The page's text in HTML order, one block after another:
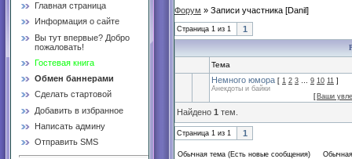
Главная страница
Информация о сайте
Вы тут впервые? Добро
пожаловать!
Гостевая книга
Обмен баннерами
Сделать стартовой
Добавить в избранное
Написать админу
Отправить SMS
Форум » Записи участника [Danil]
Страница 1 из 1 1
Тема
Немного юмора [ 1 2 3 … 9 10 11 ]
Анекдоты и байки
[ Ваши
Найдено 1 тем.
Страница 1 из 1 1
Обычная тема (Есть новые сообщения)